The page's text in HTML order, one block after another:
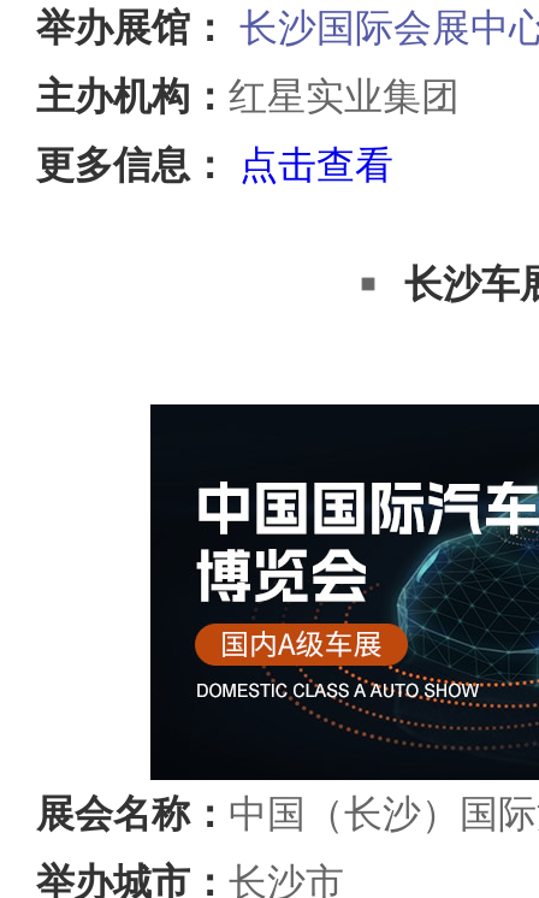
举办展馆：
长沙国际会展中
主办机构： 红星实业集团
更多信息：
点击查看
长沙车
展会名称： 中国（长沙）国
举办城市： 长沙市